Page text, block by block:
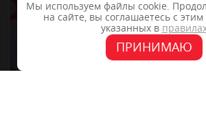
Мы используем файлы cookie.
на сайте, вы соглашаетесь с этим
указанных в
ПРИНИМАЮ